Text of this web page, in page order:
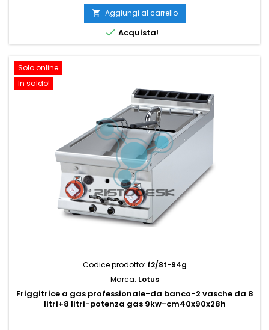
 Aggiungi al carrello
 Acquista!
Solo online
In saldo!
Codice prodotto: f2/8t-94g
Marca: Lotus
Friggitrice a gas professionale-da banco-2 vasche da 8
litri+8 litri-potenza gas 9kw-cm40x90x28h